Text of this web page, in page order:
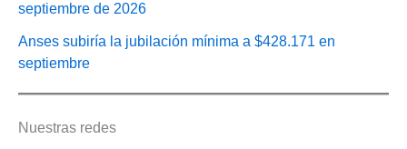
septiembre de 2026
Anses subiría la jubilación mínima a $428.171 en
septiembre
Nuestras redes